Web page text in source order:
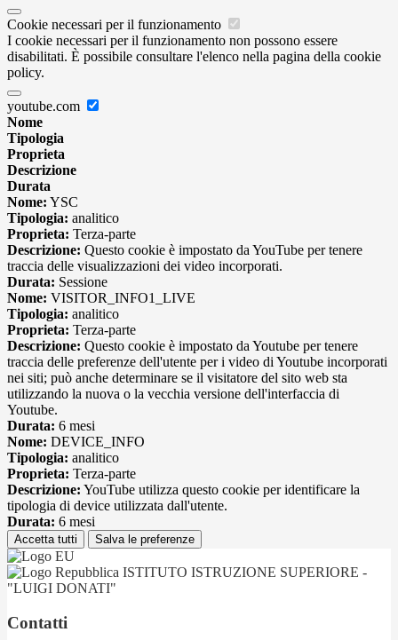
Cookie necessari per il funzionamento
I cookie necessari per il funzionamento non possono essere
disabilitati. È possibile consultare l'elenco nella pagina della cookie
policy.
youtube.com
Nome
Tipologia
Proprieta
Descrizione
Durata
Nome: YSC
Tipologia: analitico
Proprieta: Terza-parte
Descrizione: Questo cookie è impostato da YouTube per tenere
traccia delle visualizzazioni dei video incorporati.
Durata: Sessione
Nome: VISITOR_INFO1_LIVE
Tipologia: analitico
Proprieta: Terza-parte
Descrizione: Questo cookie è impostato da Youtube per tenere
traccia delle preferenze dell'utente per i video di Youtube incorporati
nei siti; può anche determinare se il visitatore del sito web sta
utilizzando la nuova o la vecchia versione dell'interfaccia di
Youtube.
Durata: 6 mesi
Nome: DEVICE_INFO
Tipologia: analitico
Proprieta: Terza-parte
Descrizione: YouTube utilizza questo cookie per identificare la
tipologia di device utilizzata dall'utente.
Durata: 6 mesi
Accetta tutti Salva le preferenze
ISTITUTO ISTRUZIONE SUPERIORE -
"LUIGI DONATI"
Contatti